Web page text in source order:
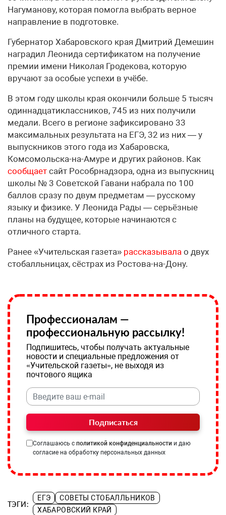
Нагуманову, которая помогла выбрать верное
направление в подготовке.
Губернатор Хабаровского края Дмитрий Демешин
наградил Леонида сертификатом на получение
премии имени Николая Гродекова, которую
вручают за особые успехи в учёбе.
В этом году школы края окончили больше 5 тысяч
одиннадцатиклассников, 745 из них получили
медали. Всего в регионе зафиксировано 33
максимальных результата на ЕГЭ, 32 из них — у
выпускников этого года из Хабаровска,
Комсомольска-на-Амуре и других районов. Как
сообщает сайт Рособрнадзора, одна из выпускниц
школы № 3 Советской Гавани набрала по 100
баллов сразу по двум предметам — русскому
языку и физике. У Леонида Рады — серьёзные
планы на будущее, которые начинаются с
отличного старта.
Ранее «Учительская газета» рассказывала о двух
стобалльницах, сёстрах из Ростова-на-Дону.
Профессионалам —
профессиональную рассылку!
Подпишитесь, чтобы получать актуальные
новости и специальные предложения от
«Учительской газеты», не выходя из
почтового ящика
Подписаться
Соглашаюсь с политикой конфиденциальности и даю
согласие на обработку персональных данных
ТЭГИ:
ЕГЭ
СОВЕТЫ СТОБАЛЛЬНИКОВ
ХАБАРОВСКИЙ КРАЙ